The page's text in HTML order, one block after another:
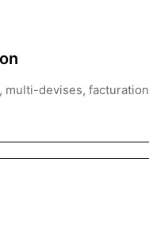
multi-devises, facturation